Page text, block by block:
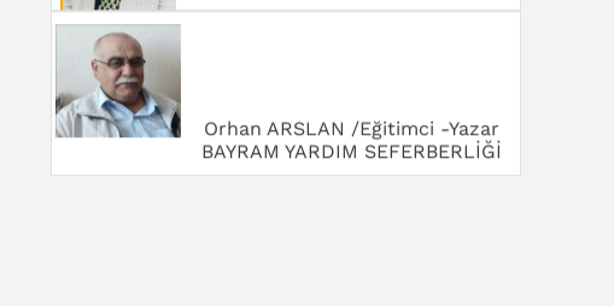
Orhan ARSLAN /Eğitimci -Yazar
BAYRAM YARDIM SEFERBERLİĞİ